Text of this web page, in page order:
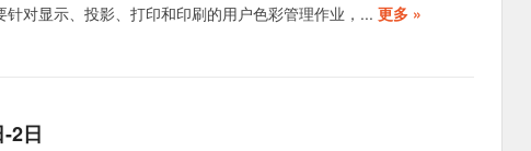
针对显示、投影、打印和印刷的用户色彩管理作业，... 更多 »
2日